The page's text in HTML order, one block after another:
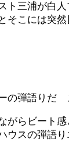
ト三浦が白
こには突
の弾語り
がらビート
ウスの弾語